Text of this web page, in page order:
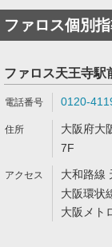
ファロス個別
ファロス天王寺駅
0120-
大阪府大
7F
大和路線
大阪環状
大阪メト